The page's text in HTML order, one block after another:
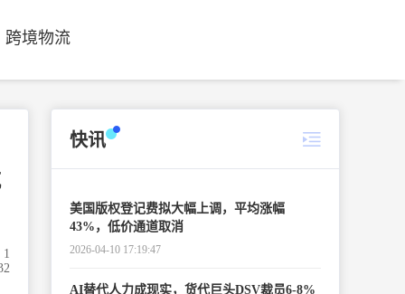
跨境物流
1
快讯
美国版权登记费拟大幅上调，平均涨幅
43%，低价通道取消
2026-04-10 17:19:47
AI替代人力成现实，货代巨头DSV裁员6-8%